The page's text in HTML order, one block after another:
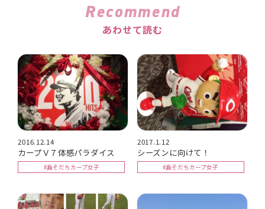
Recommend
あわせて読む
2016.12.14
カープＶ７体感パラダイス
#島そだちカープ女子
2017.1.12
シーズンに向けて！
#島そだちカープ女子